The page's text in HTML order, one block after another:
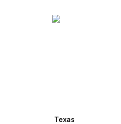
Texas